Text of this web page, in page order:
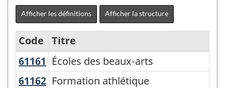
Afficher les définitions Afficher la structure
Variante
du
Code
Titre
61161 Écoles des beaux-arts
Écoles des beaux-arts
61162 Formation athlétique
Formation athlétique